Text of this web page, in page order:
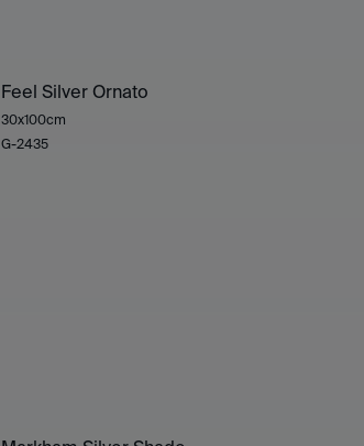
Feel Silver Ornato
30x100cm
G-2435